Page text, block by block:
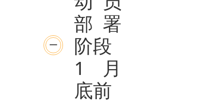
一
部署
阶段
1月
底前